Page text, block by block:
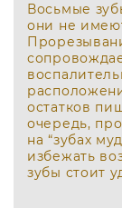
Восьмые
они не
остатков
очередь,
на “зубах
избежать
зубы стоит